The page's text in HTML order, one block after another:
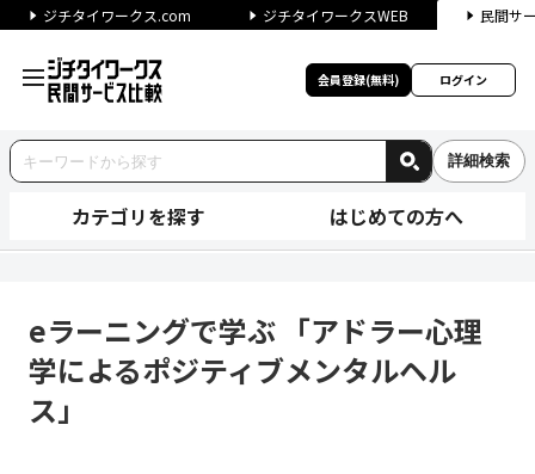
ジチタイワークス.com ジチタイワークスWEB 民間サ
会員登録(無料) ログイン
詳細検索
カテゴリを探す はじめての方へ
eラーニングで学ぶ 「アドラー心理
学によるポジティブメンタルヘル
ス」